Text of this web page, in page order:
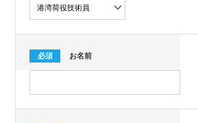
必須 お名前